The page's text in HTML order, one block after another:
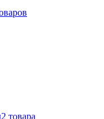
2 товара